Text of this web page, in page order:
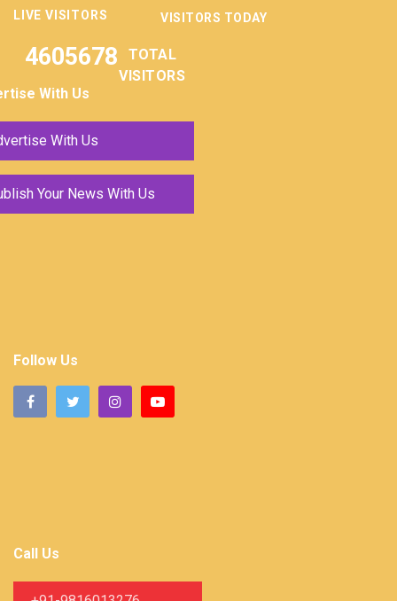
LIVE VISITORS VISITORS TODAY
4605678
TOTAL
VISITORS
With Us
With Us
Your News With Us
Follow Us
Call Us